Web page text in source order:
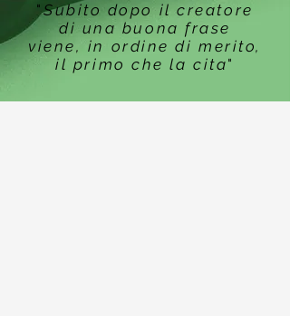
"Subito dopo il creatore
di una buona frase
viene, in ordine di merito,
il primo che la cita"